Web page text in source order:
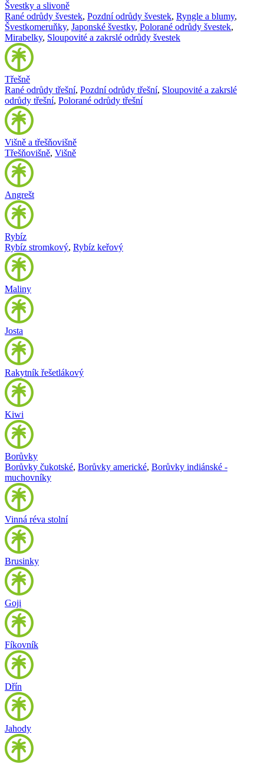
Švestky a slivoně
Rané odrůdy švestek, Pozdní odrůdy švestek, Ryngle a blumy,
Švestkomeruňky, Japonské švestky, Polorané odrůdy švestek,
Mirabelky, Sloupovité a zakrslé odrůdy švestek
Třešně
Rané odrůdy třešní, Pozdní odrůdy třešní, Sloupovité a zakrslé
odrůdy třešní, Polorané odrůdy třešní
Višně a třešňovišně
Třešňovišně, Višně
Angrešt
Rybíz
Rybíz stromkový, Rybíz keřový
Maliny
Josta
Rakytník řešetlákový
Kiwi
Borůvky
Borůvky čukotské, Borůvky americké, Borůvky indiánské -
muchovníky
Vinná réva stolní
Brusinky
Goji
Fíkovník
Dřín
Jahody